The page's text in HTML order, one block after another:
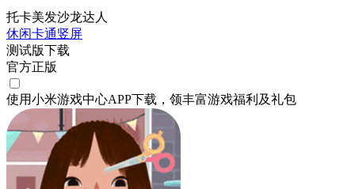
托卡美发沙龙达人
休闲卡通竖屏
测试版下载
官方正版
使用小米游戏中心APP下载 ，领丰富游戏福利 及礼包